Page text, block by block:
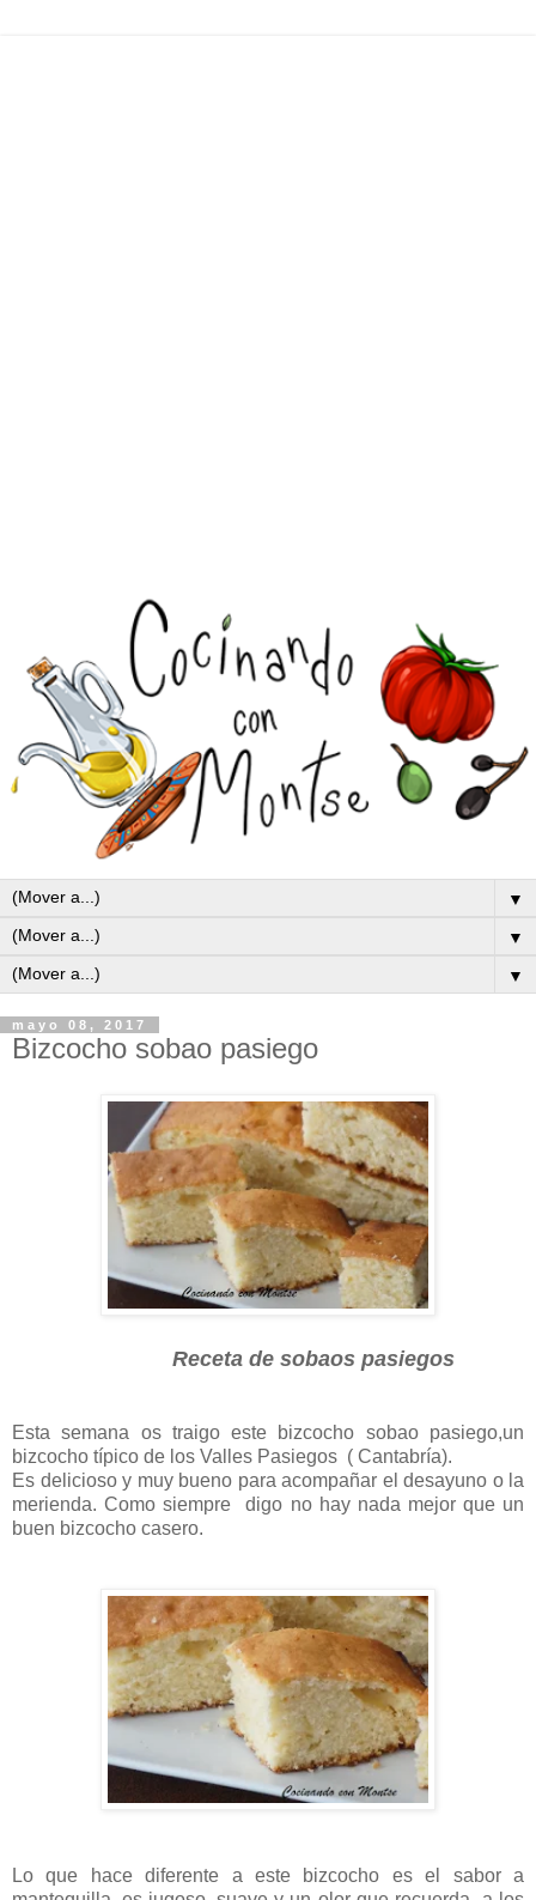
▼
▼
▼
mayo 08, 2017
Bizcocho sobao pasiego
Receta de sobaos pasiegos
Esta semana os traigo este bizcocho sobao pasiego,un
bizcocho típico de los Valles Pasiegos ( Cantabría).
Es delicioso y muy bueno para acompañar el desayuno o la
merienda. Como siempre digo no hay nada mejor que un
buen bizcocho casero.
Lo que hace diferente a este bizcocho es el sabor a